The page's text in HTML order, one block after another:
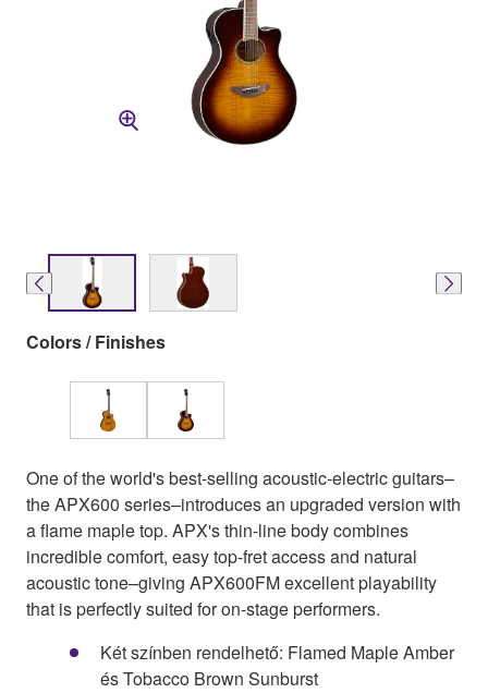
Colors / Finishes
One of the world's best-selling acoustic-electric guitars–
the APX600 series–introduces an upgraded version with
a flame maple top. APX's thin-line body combines
incredible comfort, easy top-fret access and natural
acoustic tone–giving APX600FM excellent playability
that is perfectly suited for on-stage performers.
Két színben rendelhető: Flamed Maple Amber
és Tobacco Brown Sunburst